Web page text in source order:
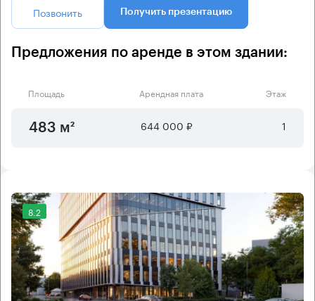
Позвонить Получить презентацию
Предложения по аренде в этом здании:
Площадь Арендная плата Этаж
483 м² 644 000 ₽ 1
8.2